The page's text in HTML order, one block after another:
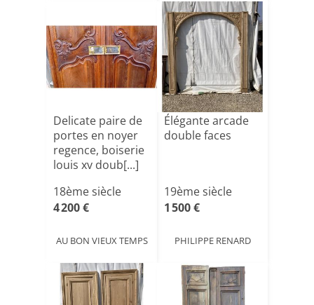
Delicate paire de
portes en noyer
regence, boiserie
louis xv doub[...]
18ème siècle
4 200 €
AU BON VIEUX TEMPS
Élégante arcade
double faces
19ème siècle
1 500 €
PHILIPPE RENARD